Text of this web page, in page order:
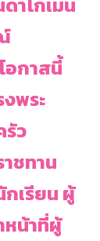
อกาสนี้
พระ
รัว
ชทาน
เรียน ผู้
หน้าที่ผู้